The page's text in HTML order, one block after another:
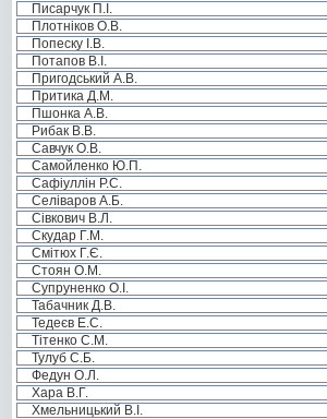
Писарчук П.І.
Плотніков О.В.
Попеску І.В.
Потапов В.І.
Пригодський А.В.
Притика Д.М.
Пшонка А.В.
Рибак В.В.
Савчук О.В.
Самойленко Ю.П.
Сафіуллін Р.С.
Селіваров А.Б.
Сівкович В.Л.
Скудар Г.М.
Смітюх Г.Є.
Стоян О.М.
Супруненко О.І.
Табачник Д.В.
Тедеєв Е.С.
Тітенко С.М.
Тулуб С.Б.
Федун О.Л.
Хара В.Г.
Хмельницький В.І.